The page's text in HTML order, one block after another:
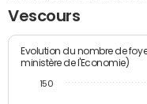
Vescours
Evolution du nombre de
ministère de l'Economie)
150